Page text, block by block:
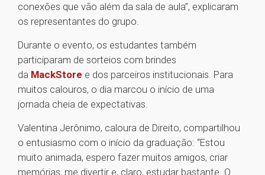
conexões que vão além da sala de aula”, explicaram
os representantes do grupo.
Durante o evento, os estudantes também
participaram de sorteios com brindes
da MackStore e dos parceiros institucionais. Para
muitos calouros, o dia marcou o início de uma
jornada cheia de expectativas.
Valentina Jerônimo, caloura de Direito, compartilhou
o entusiasmo com o início da graduação: “Estou
muito animada, espero fazer muitos amigos, criar
memórias, me divertir e, claro, estudar bastante. O